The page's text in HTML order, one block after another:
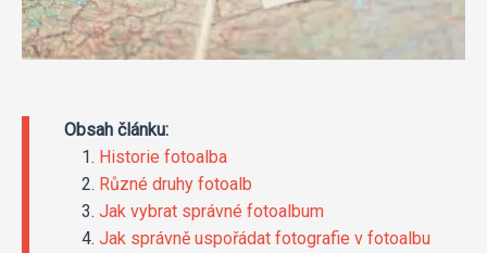
Obsah článku:
Historie fotoalba
Různé druhy fotoalb
Jak vybrat správné fotoalbum
Jak správně uspořádat fotografie v fotoalbu